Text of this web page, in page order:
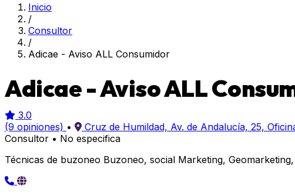
Inicio
/
Consultor
/
Adicae - Aviso ALL Consumidor
Adicae - Aviso ALL
3.0
(9 opiniones) •
Cruz de Humildad, Av. de Andalucía, 25,
Consultor • No especifica
Técnicas de buzoneo Buzoneo, social Marketing,